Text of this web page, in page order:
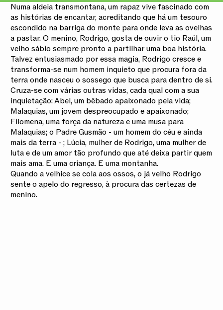
Numa aldeia transmontana, um rapaz vive fascinado com
as histórias de encantar, acreditando que há um tesouro
escondido na barriga do monte para onde leva as ovelhas
a pastar. O menino, Rodrigo, gosta de ouvir o tio Raúl, um
velho sábio sempre pronto a partilhar uma boa história.
Talvez entusiasmado por essa magia, Rodrigo cresce e
transforma-se num homem inquieto que procura fora da
terra onde nasceu o sossego que busca para dentro de si.
Cruza-se com várias outras vidas, cada qual com a sua
inquietação: Abel, um bêbado apaixonado pela vida;
Malaquias, um jovem despreocupado e apaixonado;
Filomena, uma força da natureza e uma musa para
Malaquias; o Padre Gusmão - um homem do céu e ainda
mais da terra - ; Lúcia, mulher de Rodrigo, uma mulher de
luta e de um amor tão profundo que até deixa partir quem
mais ama. E uma criança. E uma montanha.
Quando a velhice se cola aos ossos, o já velho Rodrigo
sente o apelo do regresso, à procura das certezas de
menino.